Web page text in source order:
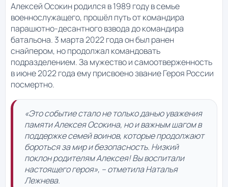
Алексей Осокин родился в 1989 году в семье
военнослужащего, прошёл путь от командира
парашютно-десантного взвода до командира
батальона. 3 марта 2022 года он был ранен
снайпером, но продолжал командовать
подразделением. За мужество и самоотверженность
в июне 2022 года ему присвоено звание Героя России
посмертно.
«Это событие стало не только данью уважения
памяти Алексея Осокина, но и важным шагом в
поддержке семей воинов, которые продолжают
бороться за мир и безопасность. Низкий
поклон родителям Алексея! Вы воспитали
настоящего героя», – отметила Наталья
Лежнева.